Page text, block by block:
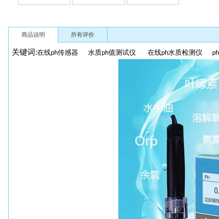
商品说明 所有评价
关键词:在线ph传感器 水质ph值测试仪 在线ph水质检测仪 ph